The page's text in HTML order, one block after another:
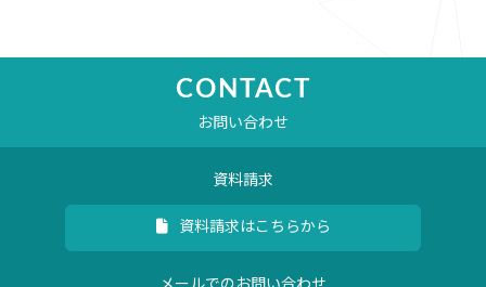
CONTACT
お問い合わせ
資料請求
資料請求はこちらから